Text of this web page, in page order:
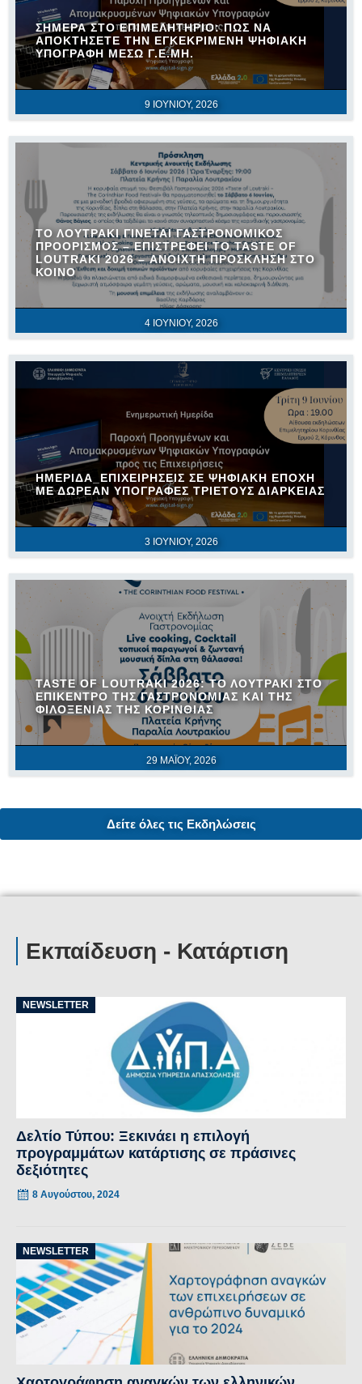
9 ΙΟΥΝΊΟΥ, 2026
ΣΉΜΕΡΑ ΣΤΟ ΕΠΙΜΕΛΗΤΉΡΙΟ: ΠΏΣ ΝΑ
ΑΠΟΚΤΉΣΕΤΕ ΤΗΝ ΕΓΚΕΚΡΙΜΈΝΗ ΨΗΦΙΑΚΉ
ΥΠΟΓΡΑΦΉ ΜΈΣΩ Γ.Ε.ΜΗ.
4 ΙΟΥΝΊΟΥ, 2026
ΤΟ ΛΟΥΤΡΆΚΙ ΓΊΝΕΤΑΙ ΓΑΣΤΡΟΝΟΜΙΚΌΣ
ΠΡΟΟΡΙΣΜΌΣ – ΕΠΙΣΤΡΈΦΕΙ ΤΟ TASTE OF
LOUTRAKI 2026 – ΑΝΟΙΧΤΉ ΠΡΌΣΚΛΗΣΗ ΣΤΟ
ΚΟΙΝΌ
3 ΙΟΥΝΊΟΥ, 2026
ΗΜΕΡΊΔΑ_ΕΠΙΧΕΙΡΉΣΕΙΣ ΣΕ ΨΗΦΙΑΚΉ ΕΠΟΧΉ
ΜΕ ΔΩΡΕΆΝ ΥΠΟΓΡΑΦΈΣ ΤΡΙΕΤΟΎΣ ΔΙΆΡΚΕΙΑΣ
29 ΜΑΪ́ΟΥ, 2026
TASTE OF LOUTRAKI 2026: ΤΟ ΛΟΥΤΡΆΚΙ ΣΤΟ
ΕΠΊΚΕΝΤΡΟ ΤΗΣ ΓΑΣΤΡΟΝΟΜΊΑΣ ΚΑΙ ΤΗΣ
ΦΙΛΟΞΕΝΊΑΣ ΤΗΣ ΚΟΡΙΝΘΊΑΣ
Δείτε όλες τις Εκδηλώσεις
Εκπαίδευση - Κατάρτιση
NEWSLETTER
Δελτίο Τύπου: Ξεκινάει η επιλογή
προγραμμάτων κατάρτισης σε πράσινες
δεξιότητες
8 Αυγούστου, 2024
NEWSLETTER